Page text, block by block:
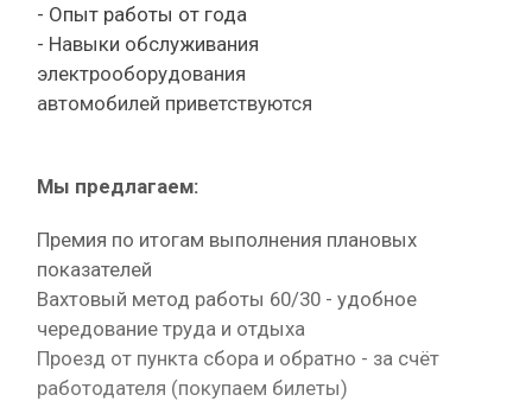
- Опыт работы от года
- Навыки обслуживания
электрооборудования
автомобилей приветствуются
Мы предлагаем:
Премия по итогам выполнения плановых
показателей
Вахтовый метод работы 60/30 - удобное
чередование труда и отдыха
Проезд от пункта сбора и обратно - за счёт
работодателя (покупаем билеты)